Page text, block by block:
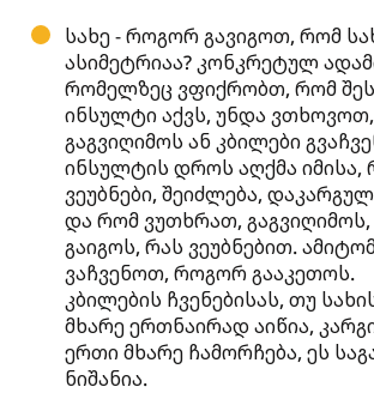
სახე - როგორ გავიგოთ, რომ
ასიმეტრიაა? კონკრეტულ
რომელზეც ვფიქრობთ, რომ
ინსულტი აქვს, უნდა
გაგვიღიმოს ან კბილები
ინსულტის დროს აღქმა იმისა,
ვეუბნები, შეიძლება,
და რომ ვუთხრათ,
გაიგოს, რას ვეუბნებით.
ვაჩვენოთ, როგორ გააკეთოს.
კბილების ჩვენებისას, თუ
მხარე ერთნაირად აიწია,
ერთი მხარე ჩამორჩება, ეს
ნიშანია.